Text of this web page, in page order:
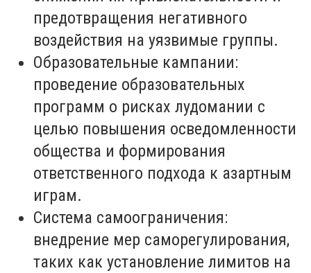
предотвращения негативного
воздействия на уязвимые группы.
Образовательные кампании:
проведение образовательных
программ о рисках лудомании с
целью повышения осведомленности
общества и формирования
ответственного подхода к азартным
играм.
Система самоограничения:
внедрение мер саморегулирования,
таких как установление лимитов на